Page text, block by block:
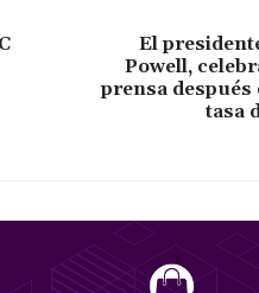
El
Powell,
prensa después
tasa